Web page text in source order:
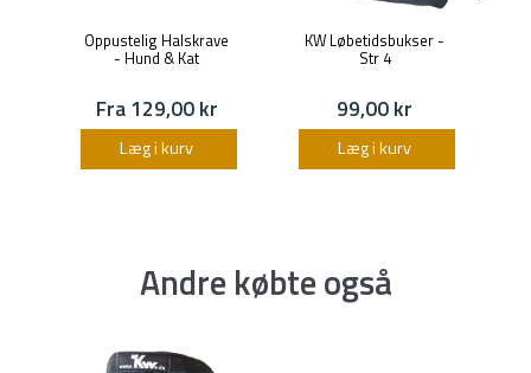
Oppustelig Halskrave
- Hund & Kat
Fra 129,00 kr
Læg i kurv
KW Løbetidsbukser -
Str 4
99,00 kr
Læg i kurv
Andre købte også